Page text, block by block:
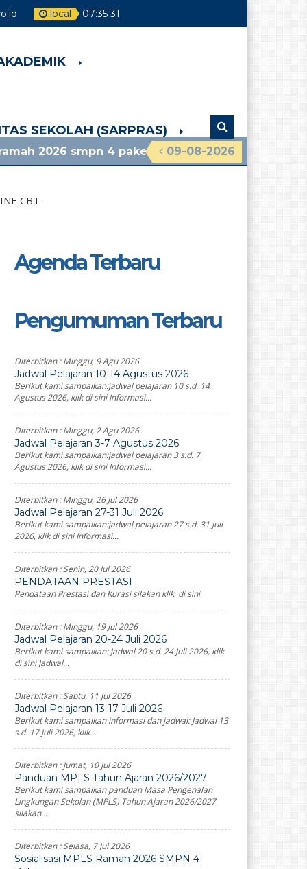
local 07:35 33
SEKOLAH (SARPRAS)
09-08-2026
4 pakem lihat pengumuman terbaru
CBT
Agenda Terbaru
Pengumuman Terbaru
Diterbitkan :Minggu, 9 Agu 2026
Jadwal Pelajaran 10-14 Agustus 2026
Berikut kami sampaikan:jadwal pelajaran 10 s.d. 14
Agustus 2026, klik di sini Informasi...
Diterbitkan :Minggu, 2 Agu 2026
Jadwal Pelajaran 3-7 Agustus 2026
Berikut kami sampaikan:jadwal pelajaran 3 s.d. 7
Agustus 2026, klik di sini Informasi...
Diterbitkan :Minggu, 26 Jul 2026
Jadwal Pelajaran 27-31 Juli 2026
Berikut kami sampaikan:jadwal pelajaran 27 s.d. 31 Juli
2026, klik di sini Informasi...
Diterbitkan :Senin, 20 Jul 2026
PENDATAAN PRESTASI
Pendataan Prestasi dan Kurasi silakan klik di sini
Diterbitkan :Minggu, 19 Jul 2026
Jadwal Pelajaran 20-24 Juli 2026
Berikut kami sampaikan: Jadwal 20 s.d. 24 Juli 2026, klik
di sini Jadwal...
Diterbitkan :Sabtu, 11 Jul 2026
Jadwal Pelajaran 13-17 Juli 2026
Berikut kami sampaikan informasi dan jadwal: Jadwal 13
s.d. 17 Juli 2026, klik...
Diterbitkan :Jumat, 10 Jul 2026
Panduan MPLS Tahun Ajaran 2026/2027
Berikut kami sampaikan panduan Masa Pengenalan
Lingkungan Sekolah (MPLS) Tahun Ajaran 2026/2027
silakan...
Diterbitkan :Selasa, 7 Jul 2026
Sosialisasi MPLS Ramah 2026 SMPN 4